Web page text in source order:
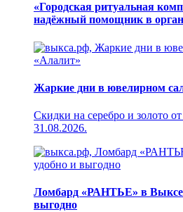
«Городская ритуальная
надёжный помощник в
Жаркие дни в ювелирном
Скидки на серебро и золото
31.08.2026.
Ломбард «РАНТЬЕ» в
выгодно